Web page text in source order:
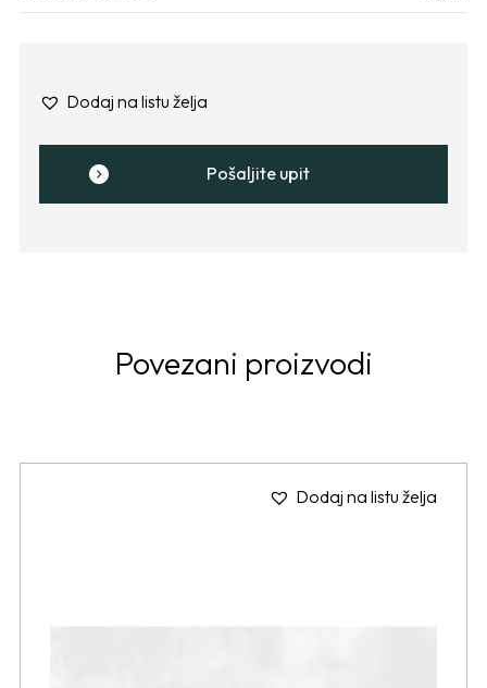
Dodaj na listu želja
Pošaljite upit
Povezani proizvodi
Dodaj na listu želja